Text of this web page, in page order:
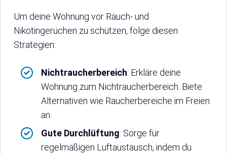
Um deine Wohnung vor Rauch- und
Nikotingerüchen zu schützen, folge diesen
Strategien:
Nichtraucherbereich: Erkläre deine
Wohnung zum Nichtraucherbereich. Biete
Alternativen wie Raucherbereiche im Freien
an.
Gute Durchlüftung: Sorge für
regelmäßigen Luftaustausch, indem du